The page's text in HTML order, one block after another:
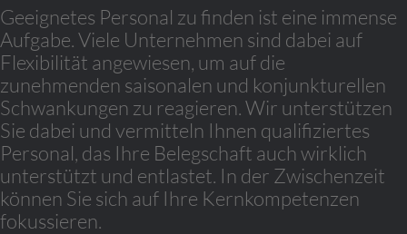
Geeignetes Personal zu finden ist eine immense
Aufgabe. Viele Unternehmen sind dabei auf
Flexibilität angewiesen, um auf die
zunehmenden saisonalen und konjunkturellen
Schwankungen zu reagieren. Wir unterstützen
Sie dabei und vermitteln Ihnen qualifiziertes
Personal, das Ihre Belegschaft auch wirklich
unterstützt und entlastet. In der Zwischenzeit
können Sie sich auf Ihre Kernkompetenzen
fokussieren.